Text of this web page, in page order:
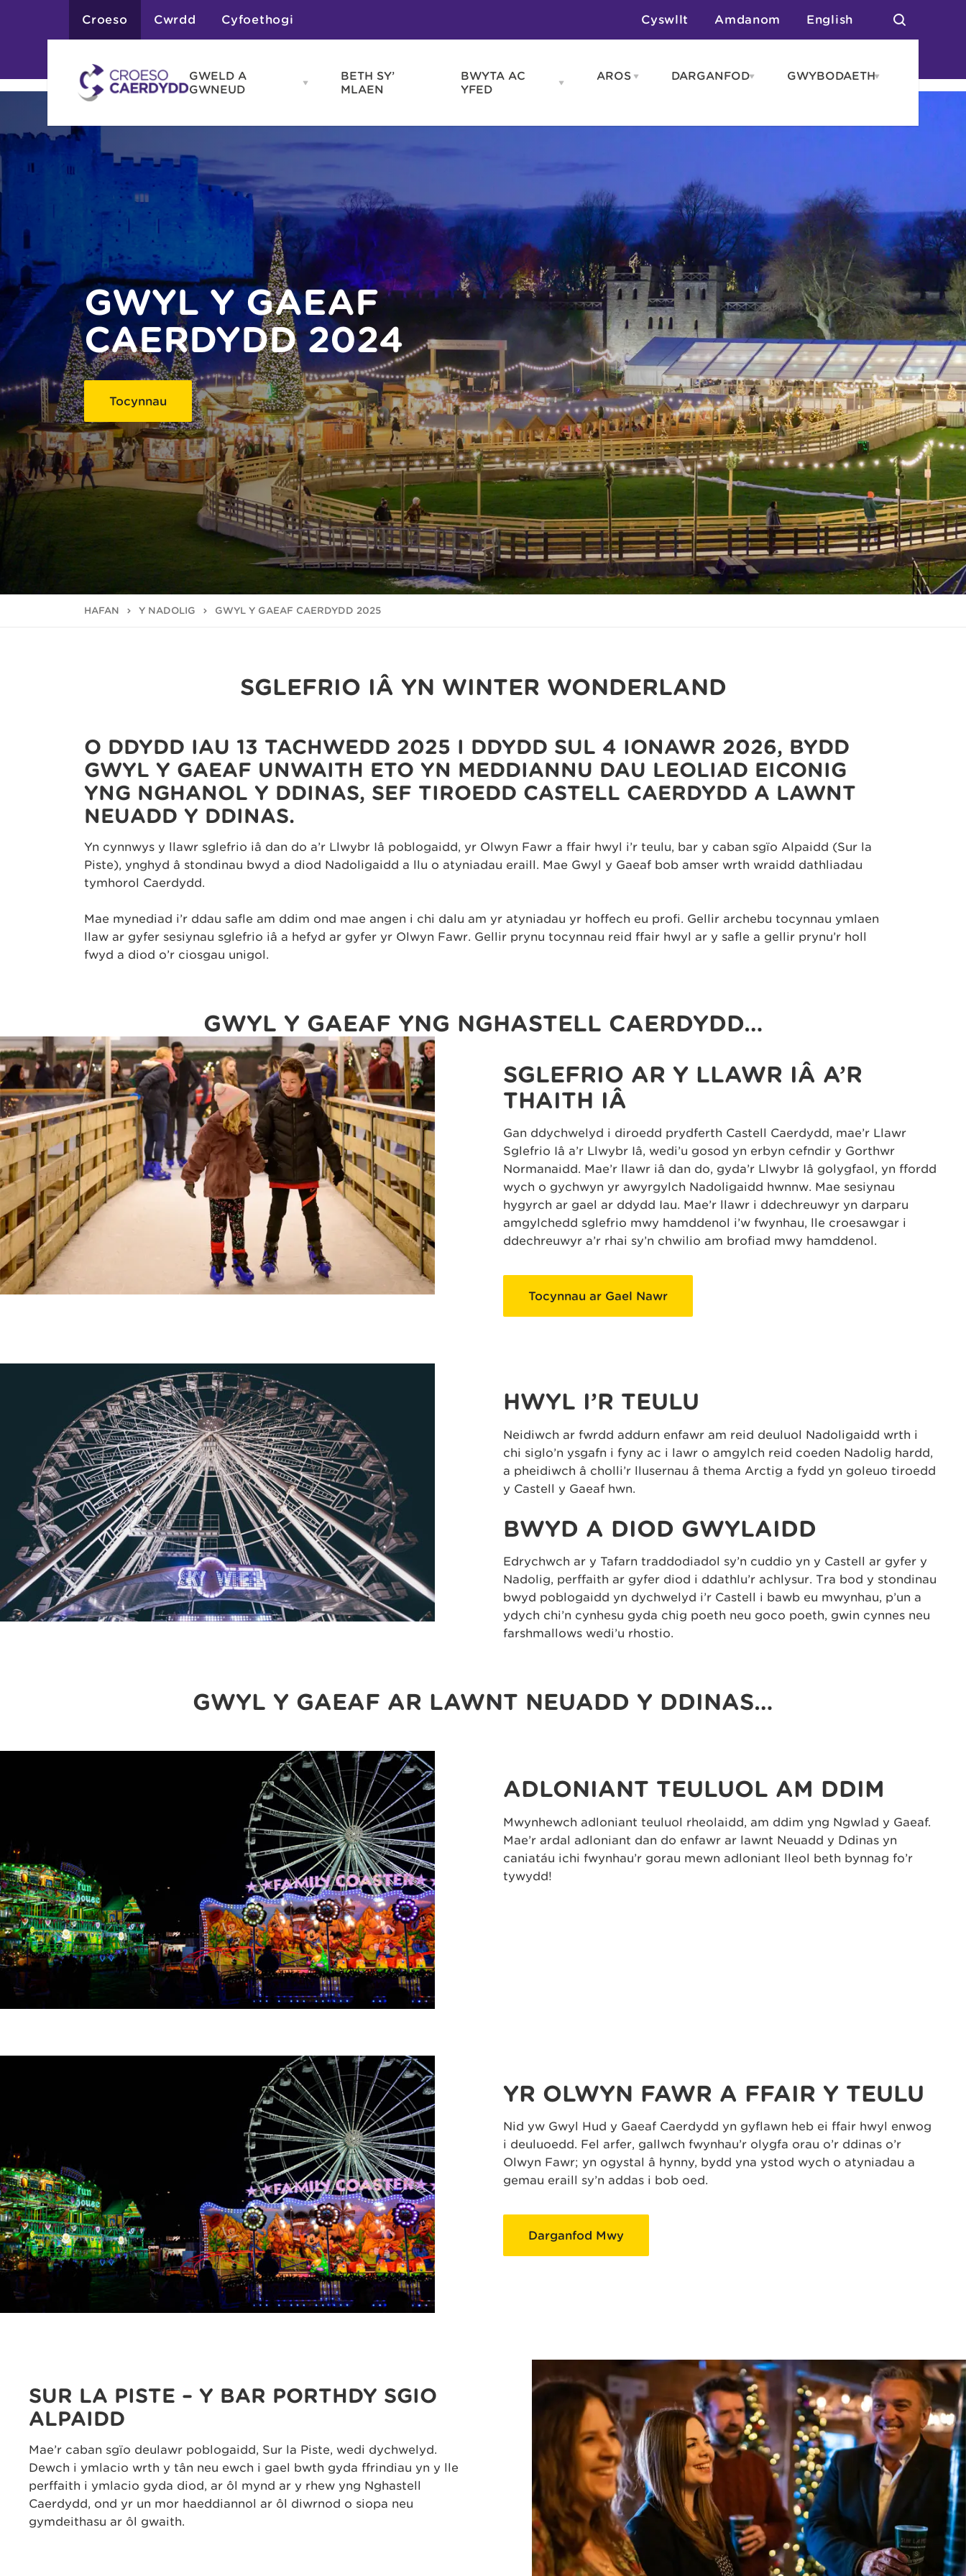
Croeso Cwrdd Cyfoethogi Cyswllt Amdanom English
GWELD A
GWNEUD
Open
GWNEUD
menu
Gweithgareddau
Chwaraeon
Siopa
Teithiau a Golygfeydd
BETH SY’
MLAEN
BWYTA AC
YFED
Open
YFED
AROS Open
Rhagor o Leoedd
DARGANFODOpen
GWYBODAETHOpen
GŴYL Y GAEAF
CAERDYDD 2024
Tocynnau
HAFAN Y NADOLIG GŴYL Y GAEAF CAERDYDD 2025
SGLEFRIO IÂ YN WINTER WONDERLAND
O DDYDD IAU 13 TACHWEDD 2025 I DDYDD SUL 4 IONAWR 2026, BYDD
GŴYL Y GAEAF UNWAITH ETO YN MEDDIANNU DAU LEOLIAD EICONIG
YNG NGHANOL Y DDINAS, SEF TIROEDD CASTELL CAERDYDD A LAWNT
NEUADD Y DDINAS.
Yn cynnwys y llawr sglefrio iâ dan do a’r Llwybr Iâ poblogaidd, yr Olwyn Fawr a ffair hwyl i’r teulu, bar y caban sgïo Alpaidd (Sur la
Piste), ynghyd â stondinau bwyd a diod Nadoligaidd a llu o atyniadau eraill. Mae Gŵyl y Gaeaf bob amser wrth wraidd dathliadau
tymhorol Caerdydd.
Mae mynediad i’r ddau safle am ddim ond mae angen i chi dalu am yr atyniadau yr hoffech eu profi. Gellir archebu tocynnau ymlaen
llaw ar gyfer sesiynau sglefrio iâ a hefyd ar gyfer yr Olwyn Fawr. Gellir prynu tocynnau reid ffair hwyl ar y safle a gellir prynu’r holl
fwyd a diod o’r ciosgau unigol.
GŴYL Y GAEAF YNG NGHASTELL CAERDYDD…
SGLEFRIO AR Y LLAWR IÂ A’R
THAITH IÂ
Gan ddychwelyd i diroedd prydferth Castell Caerdydd, mae’r Llawr
Sglefrio Iâ a’r Llwybr Iâ, wedi’u gosod yn erbyn cefndir y Gorthwr
Normanaidd. Mae’r llawr iâ dan do, gyda’r Llwybr Iâ golygfaol, yn ffordd
wych o gychwyn yr awyrgylch Nadoligaidd hwnnw. Mae sesiynau
hygyrch ar gael ar ddydd Iau. Mae’r llawr i ddechreuwyr yn darparu
amgylchedd sglefrio mwy hamddenol i’w fwynhau, lle croesawgar i
ddechreuwyr a’r rhai sy’n chwilio am brofiad mwy hamddenol.
Tocynnau ar Gael Nawr
HWYL I’R TEULU
Neidiwch ar fwrdd addurn enfawr am reid deuluol Nadoligaidd wrth i
chi siglo’n ysgafn i fyny ac i lawr o amgylch reid coeden Nadolig hardd,
a pheidiwch â cholli’r llusernau â thema Arctig a fydd yn goleuo tiroedd
y Castell y Gaeaf hwn.
BWYD A DIOD GWYLAIDD
Edrychwch ar y Tafarn traddodiadol sy’n cuddio yn y Castell ar gyfer y
Nadolig, perffaith ar gyfer diod i ddathlu’r achlysur. Tra bod y stondinau
bwyd poblogaidd yn dychwelyd i’r Castell i bawb eu mwynhau, p’un a
ydych chi’n cynhesu gyda chig poeth neu goco poeth, gwin cynnes neu
farshmallows wedi’u rhostio.
GŴYL Y GAEAF AR LAWNT NEUADD Y DDINAS…
ADLONIANT TEULUOL AM DDIM
Mwynhewch adloniant teuluol rheolaidd, am ddim yng Ngwlad y Gaeaf.
Mae’r ardal adloniant dan do enfawr ar lawnt Neuadd y Ddinas yn
caniatáu ichi fwynhau’r gorau mewn adloniant lleol beth bynnag fo’r
tywydd!
YR OLWYN FAWR A FFAIR Y TEULU
Nid yw Gŵyl Hud y Gaeaf Caerdydd yn gyflawn heb ei ffair hwyl enwog
i deuluoedd. Fel arfer, gallwch fwynhau’r olygfa orau o’r ddinas o’r
Olwyn Fawr; yn ogystal â hynny, bydd yna ystod wych o atyniadau a
gemau eraill sy’n addas i bob oed.
Darganfod Mwy
SUR LA PISTE – Y BAR PORTHDY SGIO
ALPAIDD
Mae’r caban sgïo deulawr poblogaidd, Sur la Piste, wedi dychwelyd.
Dewch i ymlacio wrth y tân neu ewch i gael bwth gyda ffrindiau yn y lle
perffaith i ymlacio gyda diod, ar ôl mynd ar y rhew yng Nghastell
Caerdydd, ond yr un mor haeddiannol ar ôl diwrnod o siopa neu
gymdeithasu ar ôl gwaith.